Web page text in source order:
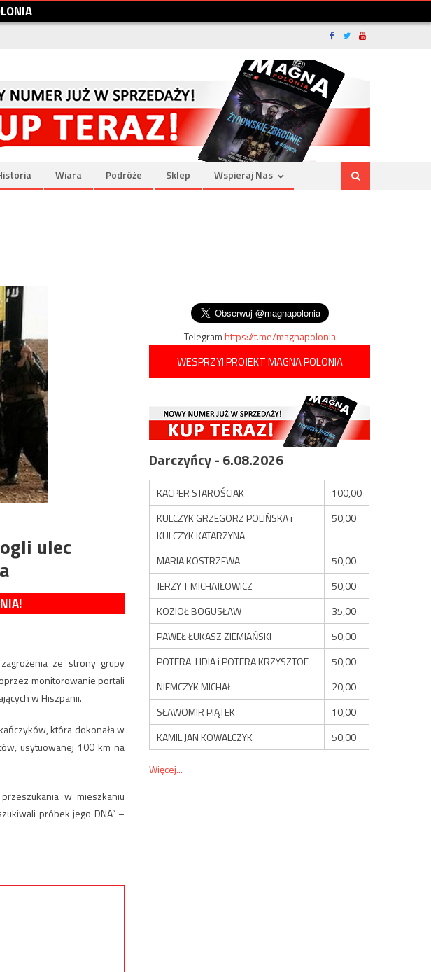
LONIA
Wiara Podróże Sklep Wspieraj Nas
ulec
ze strony grupy
monitorowanie portali
w Hiszpanii.
która dokonała w
usytuowanej 100 km na
w mieszkaniu
próbek jego DNA” –
Telegramhttps://t.me/magnapolonia
WESPRZYJ PROJEKT MAGNA POLONIA
Darczyńcy - 6.08.2026
KACPER STAROŚCIAK
100,00
KULCZYK GRZEGORZ POLIŃSKA i
KULCZYK KATARZYNA
50,00
MARIA KOSTRZEWA
50,00
JERZY T MICHAJŁOWICZ
50,00
KOZIOŁ BOGUSŁAW
35,00
PAWEŁ ŁUKASZ ZIEMIAŃSKI
50,00
POTERA LIDIA i POTERA KRZYSZTOF
50,00
NIEMCZYK MICHAŁ
20,00
SŁAWOMIR PIĄTEK
10,00
KAMIL JAN KOWALCZYK
50,00
Więcej...